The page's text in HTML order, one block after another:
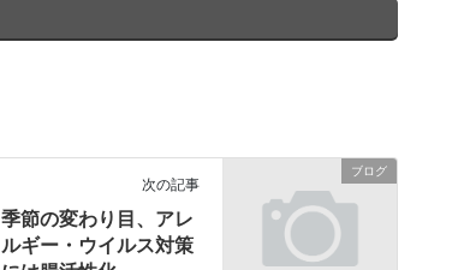
ブログ
次の記事
季節の変わり目、アレ
ルギー・ウイルス対策